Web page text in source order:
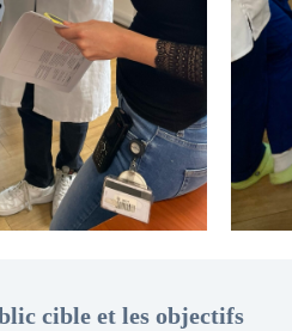
cible et les objectifs